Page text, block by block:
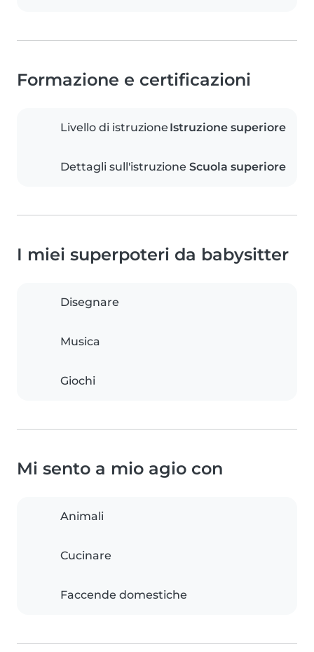
Formazione e certificazioni
Livello di istruzione Istruzione superiore
Dettagli sull'istruzione Scuola superiore
I miei superpoteri da babysitter
Disegnare
Musica
Giochi
Mi sento a mio agio con
Animali
Cucinare
Faccende domestiche